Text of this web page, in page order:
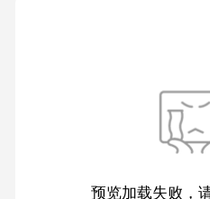
预览加载失败，